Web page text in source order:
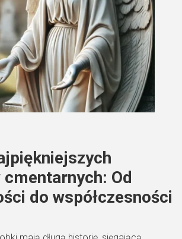
Od
do współczesności